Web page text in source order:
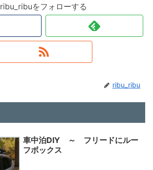
ribu_ribuをフォローする
ribu_ribu
車中泊DIY ～ フリードにルー
フボックス